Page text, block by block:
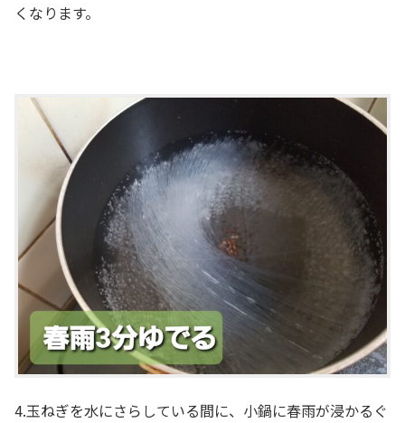
くなります。
4.玉ねぎを水にさらしている間に、小鍋に春雨が浸かるぐ